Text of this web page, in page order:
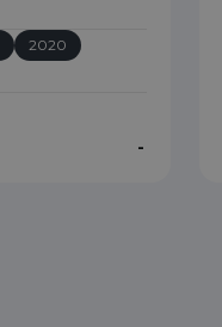
2020
-